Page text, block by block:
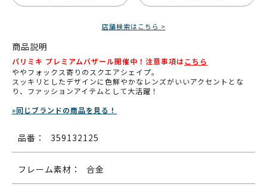
店舗検索はこちら >
商品説明
パリミキ プレミアムバザール開催中！注意事項はこちら
ややフォックス寄りのスクエアシェイプ。
スッキリとしたデザインに色鮮やかなレンズがいいアクセントとな
り、ファッションアイテムとして大活躍！
»同じブランドの商品を見る！
品番： 359132125
フレーム素材： 合金